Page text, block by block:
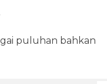
puluhan bahkan